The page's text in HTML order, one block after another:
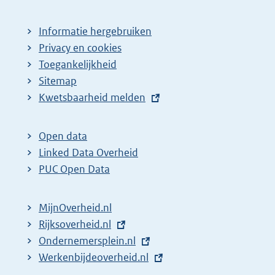
Informatie hergebruiken
Privacy en cookies
Toegankelijkheid
Sitemap
E
t
e
r
l
i
n
k
Kwetsbaarheid melden
Open data
Linked Data Overheid
PUC Open Data
MijnOverheid.nl
E
x
t
Rijksoverheid.nl
E
x
Ondernemersplein.nl
E
Werkenbijdeoverheid.nl